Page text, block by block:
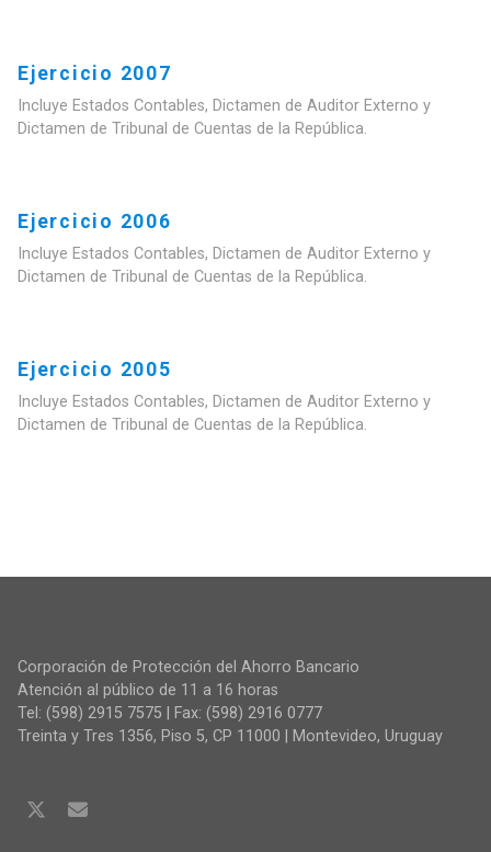
Ejercicio 2007
Incluye Estados Contables, Dictamen de Auditor Externo y
Dictamen de Tribunal de Cuentas de la República.
Ejercicio 2006
Incluye Estados Contables, Dictamen de Auditor Externo y
Dictamen de Tribunal de Cuentas de la República.
Ejercicio 2005
Incluye Estados Contables, Dictamen de Auditor Externo y
Dictamen de Tribunal de Cuentas de la República.
Corporación de Protección del Ahorro Bancario
Atención al público de 11 a 16 horas
Tel: (598) 2915 7575 | Fax: (598) 2916 0777
Treinta y Tres 1356, Piso 5, CP 11000 | Montevideo, Uruguay